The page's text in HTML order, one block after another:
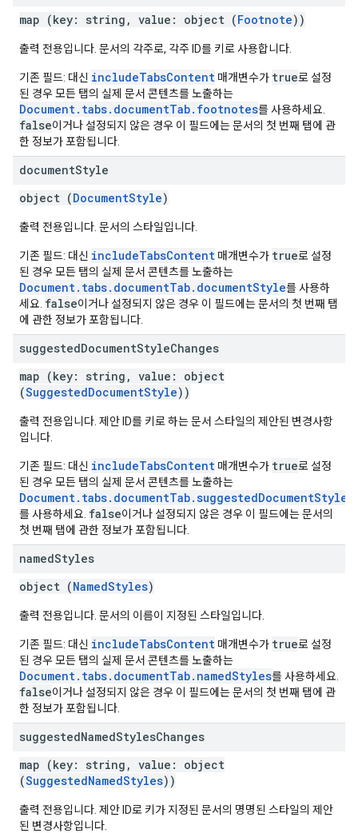
map (key: string, value: object (Footnote))
출력 전용입니다. 문서의 각주로, 각주 ID를 키로 사용합니다.
기존 필드: 대신 includeTabsContent 매개변수가 true로 설정
된 경우 모든 탭의 실제 문서 콘텐츠를 노출하는
Document.tabs.documentTab.footnotes를 사용하세요.
false이거나 설정되지 않은 경우 이 필드에는 문서의 첫 번째 탭에 관
한 정보가 포함됩니다.
documentStyle
object (DocumentStyle)
출력 전용입니다. 문서의 스타일입니다.
기존 필드: 대신 includeTabsContent 매개변수가 true로 설정
된 경우 모든 탭의 실제 문서 콘텐츠를 노출하는
Document.tabs.documentTab.documentStyle를 사용하
세요. false이거나 설정되지 않은 경우 이 필드에는 문서의 첫 번째 탭
에 관한 정보가 포함됩니다.
suggestedDocumentStyleChanges
map (key: string, value: object
(SuggestedDocumentStyle))
출력 전용입니다. 제안 ID를 키로 하는 문서 스타일의 제안된 변경사항
입니다.
기존 필드: 대신 includeTabsContent 매개변수가 true로 설정
된 경우 모든 탭의 실제 문서 콘텐츠를 노출하는
를 사용하세요. false이거나 설정되지 않은 경우 이 필드에는 문서의
첫 번째 탭에 관한 정보가 포함됩니다.
namedStyles
object (NamedStyles)
출력 전용입니다. 문서의 이름이 지정된 스타일입니다.
기존 필드: 대신 includeTabsContent 매개변수가 true로 설정
된 경우 모든 탭의 실제 문서 콘텐츠를 노출하는
Document.tabs.documentTab.namedStyles를 사용하세요.
false이거나 설정되지 않은 경우 이 필드에는 문서의 첫 번째 탭에 관
한 정보가 포함됩니다.
suggestedNamedStylesChanges
map (key: string, value: object
(SuggestedNamedStyles))
출력 전용입니다. 제안 ID로 키가 지정된 문서의 명명된 스타일의 제안
된 변경사항입니다.